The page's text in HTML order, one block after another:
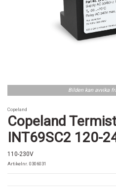
Bilden kan avvika
Copeland
Copeland
INT69SC2 120-
110-230V
Artikelnr. 0306031